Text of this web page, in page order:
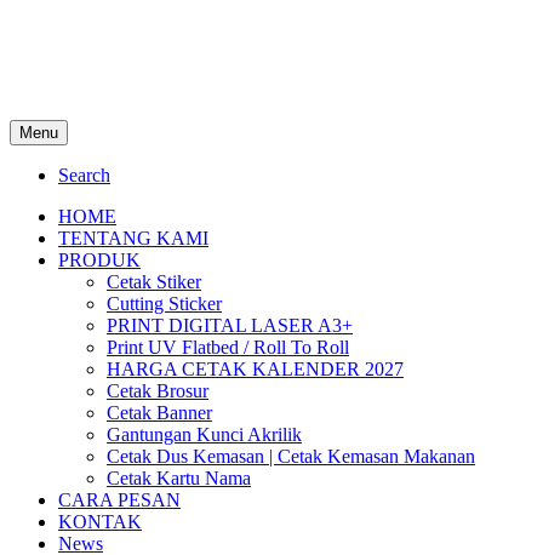
Menu
Search
HOME
TENTANG KAMI
PRODUK
Cetak Stiker
Cutting Sticker
PRINT DIGITAL LASER A3+
Print UV Flatbed / Roll To Roll
HARGA CETAK KALENDER 2027
Cetak Brosur
Cetak Banner
Gantungan Kunci Akrilik
Cetak Dus Kemasan | Cetak Kemasan Makanan
Cetak Kartu Nama
CARA PESAN
KONTAK
News